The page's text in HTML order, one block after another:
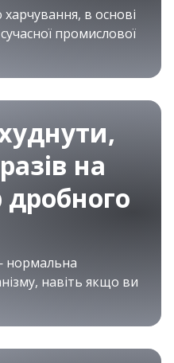
харчування, в основі
промислової
на
дробного
нормальна
навіть якщо ви